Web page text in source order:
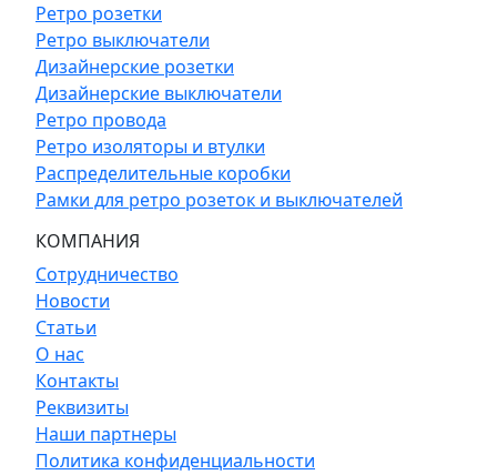
Ретро розетки
Ретро выключатели
Дизайнерские розетки
Дизайнерские выключатели
Ретро провода
Ретро изоляторы и втулки
Распределительные коробки
Рамки для ретро розеток и выключателей
КОМПАНИЯ
Сотрудничество
Новости
Статьи
О нас
Контакты
Реквизиты
Наши партнеры
Политика конфиденциальности